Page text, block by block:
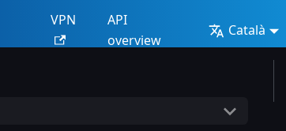
VPN
API
overview
Català